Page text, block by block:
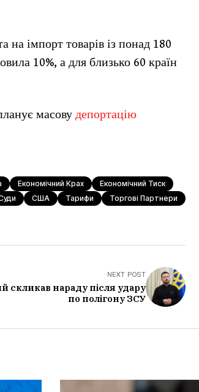
на імпорт товарів із понад 180
10%, а для близько 60 країн
масову депортацію
Економічний Крах
Економічний Тиск
США Тарифи
Торгові Партнери
NEXT POST
скликав нараду після удару
по полігону ЗСУ